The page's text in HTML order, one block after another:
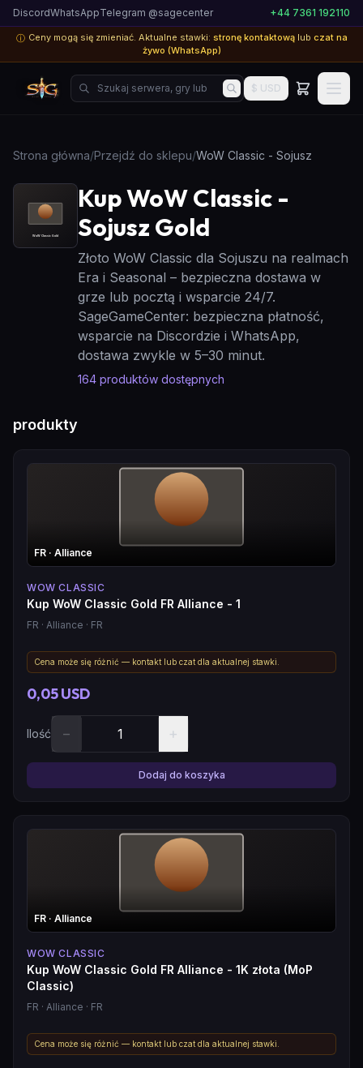
DiscordWhatsAppTelegram @sagecenter +44 7361 192110
ⓘ Ceny mogą się zmieniać. Aktualne stawki: stronę kontaktową lub czat na
żywo (WhatsApp)
Szukaj serwera, gry lub produktu...
$ USD
Strona główna/Przejdź do sklepu/WoW Classic - Sojusz
Kup WoW Classic -
Sojusz Gold
Złoto WoW Classic dla Sojuszu na realmach
Era i Seasonal – bezpieczna dostawa w
grze lub pocztą i wsparcie 24/7.
SageGameCenter: bezpieczna płatność,
wsparcie na Discordzie i WhatsApp,
dostawa zwykle w 5–30 minut.
164 produktów dostępnych
produkty
FR · Alliance
WOW CLASSIC
Kup WoW Classic Gold FR Alliance - 1
FR · Alliance · FR
Cena może się różnić — kontakt lub czat dla aktualnej stawki.
0,05 USD
Ilość − +
Dodaj do koszyka
FR · Alliance
WOW CLASSIC
Kup WoW Classic Gold FR Alliance - 1K złota (MoP
Classic)
FR · Alliance · FR
Cena może się różnić — kontakt lub czat dla aktualnej stawki.